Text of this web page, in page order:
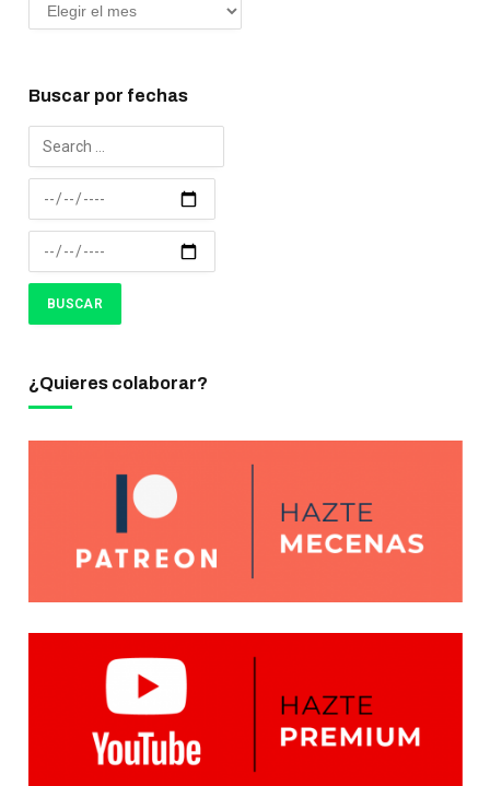
Buscar por fechas
¿Quieres colaborar?